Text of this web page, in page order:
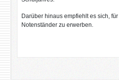
Darüber hinaus empfiehlt es sich,
Notenständer zu erwerben.